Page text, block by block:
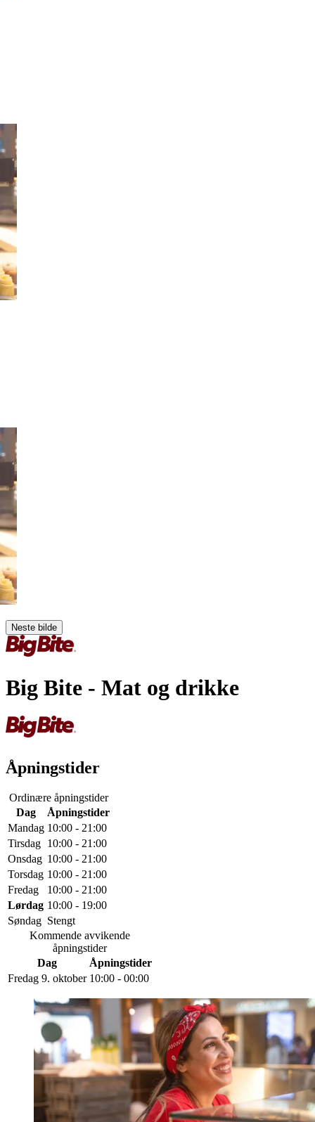
Neste bilde
Big Bite - Mat og drikke
Åpningstider
Ordinære åpningstider
Dag
Åpningstider
Mandag 10:00 - 21:00
Tirsdag 10:00 - 21:00
Onsdag 10:00 - 21:00
Torsdag 10:00 - 21:00
Fredag
10:00 - 21:00
Lørdag 10:00 - 19:00
Søndag Stengt
Kommende avvikende
åpningstider
Dag
Åpningstider
Fredag 9. oktober 10:00 - 00:00